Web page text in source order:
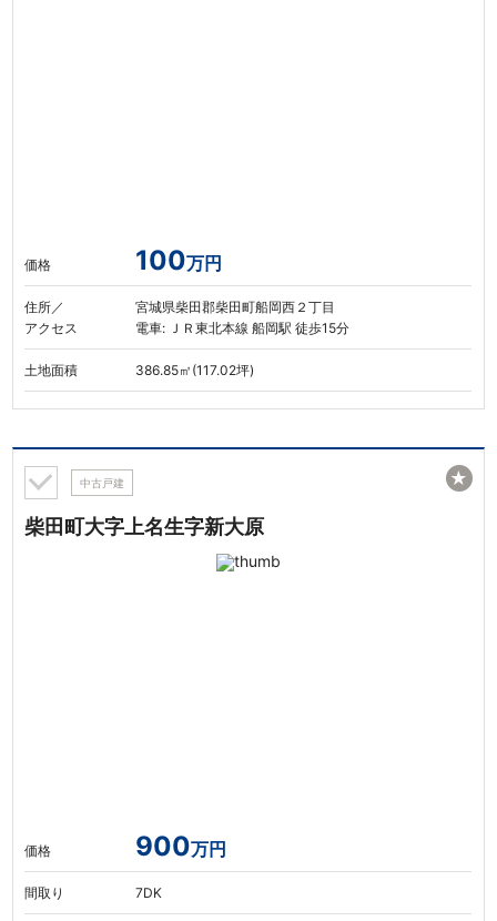
価格 100万円
住所／
アクセス
宮城県柴田郡柴田町船岡西２丁目
電車: ＪＲ東北本線 船岡駅 徒歩15分
土地面積 386.85㎡(117.02坪)
中古戸建
柴田町大字上名生字新大原
価格 900万円
間取り 7DK
★